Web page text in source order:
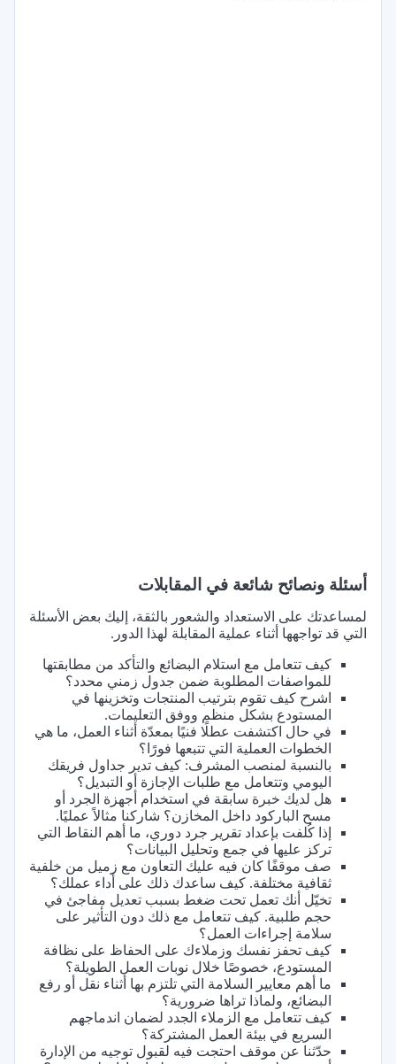
أسئلة ونصائح شائعة في المقابلات
لمساعدتك على الاستعداد والشعور بالثقة، إليك بعض الأسئلة
التي قد تواجهها أثناء عملية المقابلة لهذا الدور.
كيف تتعامل مع استلام البضائع والتأكد من مطابقتها
للمواصفات المطلوبة ضمن جدول زمني محدد؟
اشرح كيف تقوم بترتيب المنتجات وتخزينها في
المستودع بشكل منظم ووفق التعليمات.
في حال اكتشفت عطلًا فنيًا بمعدّة أثناء العمل، ما هي
الخطوات العملية التي تتبعها فورًا؟
بالنسبة لمنصب المشرف: كيف تدير جداول فريقك
اليومي وتتعامل مع طلبات الإجازة أو التبديل؟
هل لديك خبرة سابقة في استخدام أجهزة الجرد أو
مسح الباركود داخل المخازن؟ شاركنا مثالاً عمليًا.
إذا كُلفت بإعداد تقرير جرد دوري، ما أهم النقاط التي
تركز عليها في جمع وتحليل البيانات؟
صف موقفًا كان فيه عليك التعاون مع زميل من خلفية
ثقافية مختلفة. كيف ساعدك ذلك على أداء عملك؟
تخيّل أنك تعمل تحت ضغط بسبب تعديل مفاجئ في
حجم طلبية. كيف تتعامل مع ذلك دون التأثير على
سلامة إجراءات العمل؟
كيف تحفز نفسك وزملاءك على الحفاظ على نظافة
المستودع، خصوصًا خلال نوبات العمل الطويلة؟
ما أهم معايير السلامة التي تلتزم بها أثناء نقل أو رفع
البضائع، ولماذا تراها ضرورية؟
كيف تتعامل مع الزملاء الجدد لضمان اندماجهم
السريع في بيئة العمل المشتركة؟
حدّثنا عن موقف احتجت فيه لقبول توجيه من الإدارة